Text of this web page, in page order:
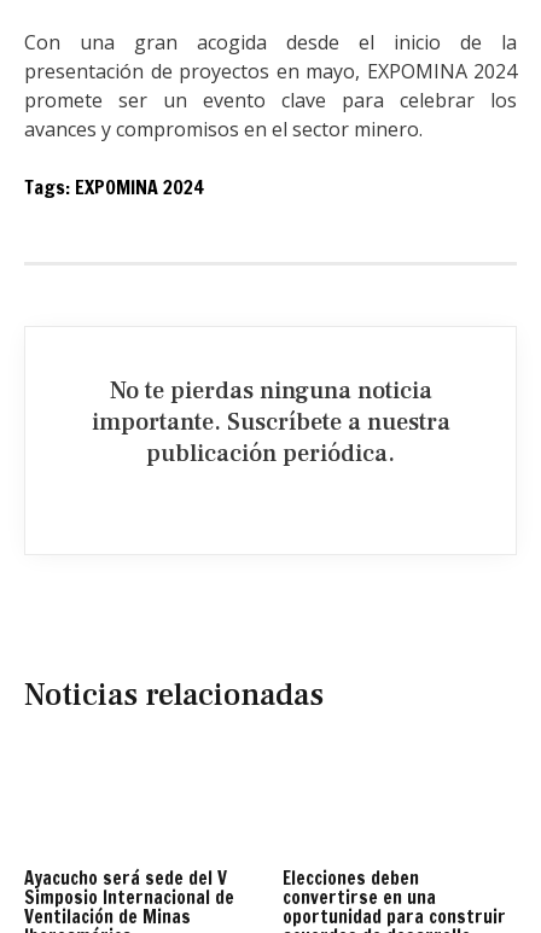
Con una gran acogida desde el inicio de la
presentación de proyectos en mayo, EXPOMINA 2024
promete ser un evento clave para celebrar los
avances y compromisos en el sector minero.
Tags: EXPOMINA 2024
No te pierdas ninguna noticia
importante. Suscríbete a nuestra
publicación periódica.​
Noticias relacionadas
Ayacucho será sede del V
Simposio Internacional de
Ventilación de Minas
Elecciones deben
convertirse en una
oportunidad para construir